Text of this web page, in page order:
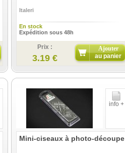
Italeri
En stock
Expédition sous 48h
Prix :
3.19 €
Ajouter
au panier
info +
Mini-ciseaux à photo-découpe